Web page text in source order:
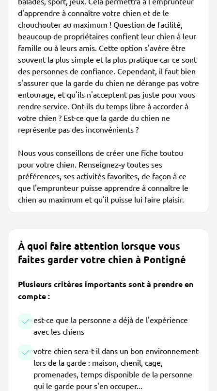
d'apprendre à connaître votre chien et de le
chouchouter au maximum ! Question de facilité,
beaucoup de propriétaires confient leur chien à leur
famille ou à leurs amis. Cette option s'avère être
souvent la plus simple et la plus pratique car ce sont
des personnes de confiance. Cependant, il faut bien
s'assurer que la garde du chien ne dérange pas votre
entourage, et qu'ils n'acceptent pas juste pour vous
rendre service. Ont-ils du temps libre à accorder à
votre chien ? Est-ce que la garde du chien ne
représente pas des inconvénients ?
Nous vous conseillons de créer une fiche toutou
pour votre chien. Renseignez-y toutes ses
préférences, ses activités favorites, de façon à ce
que l'emprunteur puisse apprendre à connaître le
chien au maximum et qu'il puisse lui faire plaisir.
À quoi faire attention lorsque vous
faites garder votre chien à Pontigné
Plusieurs critères importants sont à prendre en
compte :
est-ce que la personne a déjà de l'expérience
avec les chiens
votre chien sera-t-il dans un bon environnement
lors de la garde : maison, chenil, cage,
promenades, temps disponible de la personne
qui le garde pour s'en occuper...